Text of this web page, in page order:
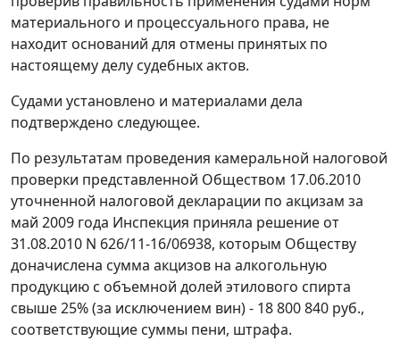
материального и процессуального права, не
находит оснований для отмены принятых по
настоящему делу судебных актов.
Судами установлено и материалами дела
подтверждено следующее.
По результатам проведения камеральной налоговой
проверки представленной Обществом 17.06.2010
уточненной налоговой декларации по акцизам за
май 2009 года Инспекция приняла решение от
31.08.2010 N 626/11-16/06938, которым Обществу
доначислена сумма акцизов на алкогольную
продукцию с объемной долей этилового спирта
свыше 25% (за исключением вин) - 18 800 840 руб.,
соответствующие суммы пени, штрафа.